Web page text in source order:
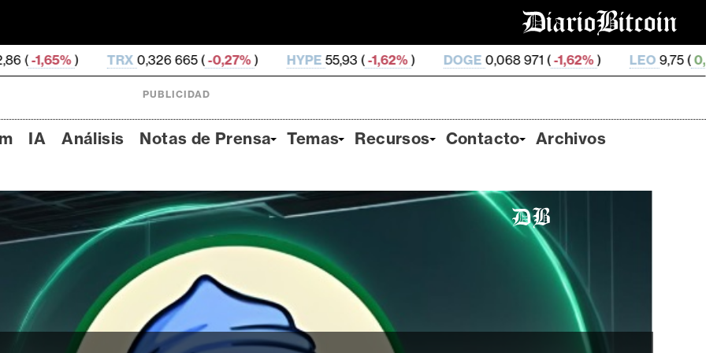
0,326 665 ( -0,27% ) HYPE 55,93 (-1,62%) DOGE 0,068 971 ( -1,62%) LEO9,75 (0,26% ZEC
PUBLICIDAD
IA Análisis Notas de Prensa Temas Recursos Contacto Archivos